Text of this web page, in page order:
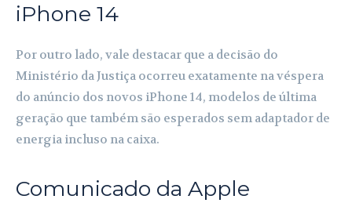
iPhone 14
Por outro lado, vale destacar que a decisão do
Ministério da Justiça ocorreu exatamente na véspera
do anúncio dos novos iPhone 14, modelos de última
geração que também são esperados sem adaptador de
energia incluso na caixa.
Comunicado da Apple